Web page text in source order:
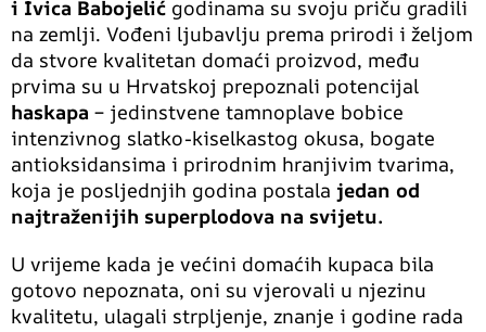
i Ivica Babojelić godinama su svoju priču gradili
na zemlji. Vođeni ljubavlju prema prirodi i željom
da stvore kvalitetan domaći proizvod, među
prvima su u Hrvatskoj prepoznali potencijal
haskapa – jedinstvene tamnoplave bobice
intenzivnog slatko-kiselkastog okusa, bogate
antioksidansima i prirodnim hranjivim tvarima,
koja je posljednjih godina postala jedan od
najtraženijih superplodova na svijetu.
U vrijeme kada je većini domaćih kupaca bila
gotovo nepoznata, oni su vjerovali u njezinu
kvalitetu, ulagali strpljenje, znanje i godine rada